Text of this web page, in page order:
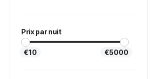
Prix par nuit
€10 €5000